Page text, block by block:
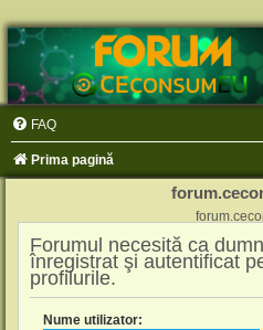
FAQ
Prima pagină
Forumul necesită ca
înregistrat şi autentificat
profilurile.
Nume utilizator: